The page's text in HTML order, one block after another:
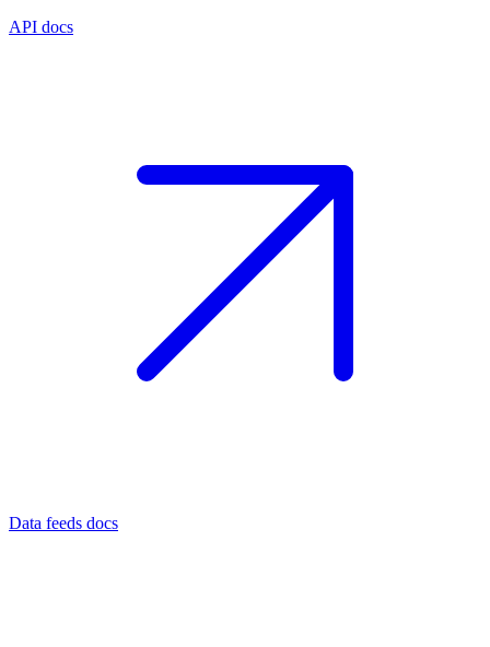
API docs
Data feeds docs